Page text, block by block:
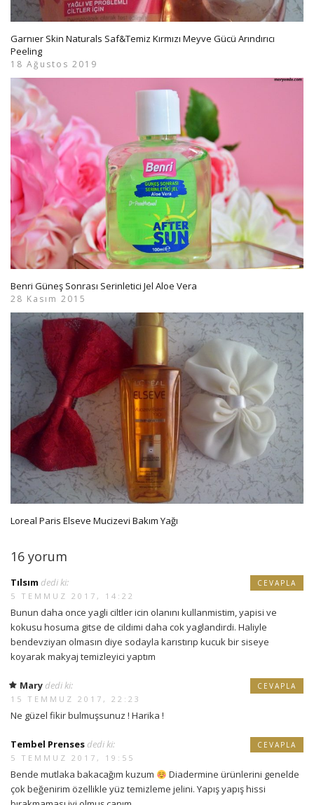
Garnıer Skin Naturals Saf&Temiz Kırmızı Meyve Gücü Arındırıcı
Peeling
18 Ağustos 2019
Benri Güneş Sonrası Serinletici Jel Aloe Vera
28 Kasım 2015
Loreal Paris Elseve Mucizevi Bakım Yağı
16 yorum
Tılsım dedi ki:
5 TEMMUZ 2017, 14:22
Bunun daha once yagli ciltler icin olanını kullanmistim, yapisi ve
kokusu hosuma gitse de cildimi daha cok yaglandirdi. Haliyle
bendevziyan olmasın diye sodayla karıstırıp kucuk bir siseye
koyarak makyaj temizleyici yaptım
CEVAPLA
Mary dedi ki:
15 TEMMUZ 2017, 22:23
Ne güzel fikir bulmuşsunuz ! Harika !
CEVAPLA
Tembel Prenses dedi ki:
5 TEMMUZ 2017, 19:55
Bende mutlaka bakacağım kuzum
Diadermine ürünlerini genelde
çok beğenirim özellikle yüz temizleme jelini. Yapış yapış hissi
CEVAPLA